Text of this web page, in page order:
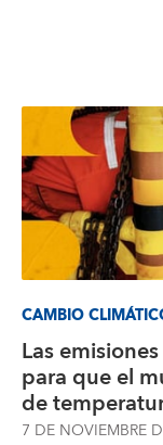
CAMBIO
Las
para que el
de
7 DE NOVIEMBRE